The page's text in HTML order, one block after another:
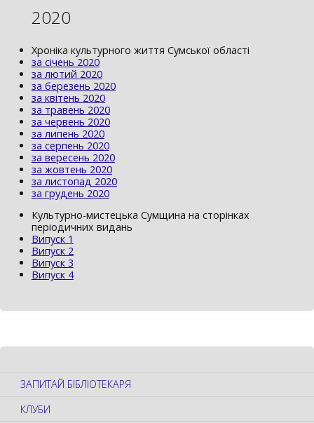
2020
Хроніка культурного життя Сумської області
за січень 2020
за лютий 2020
за березень 2020
за квітень 2020
за травень 2020
за червень 2020
за липень 2020
за серпень 2020
за вересень 2020
за жовтень 2020
за листопад 2020
за грудень 2020
Культурно-мистецька Сумщина на сторінках
періодичних видань
Випуск 1
Випуск 2
Випуск 3
Випуск 4
ЗАПИТАЙ БІБЛІОТЕКАРЯ
КЛУБИ